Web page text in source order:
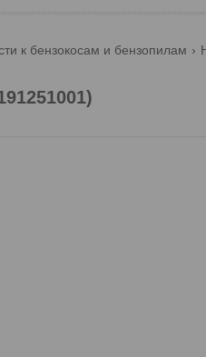
к бензокосам и бензопилам